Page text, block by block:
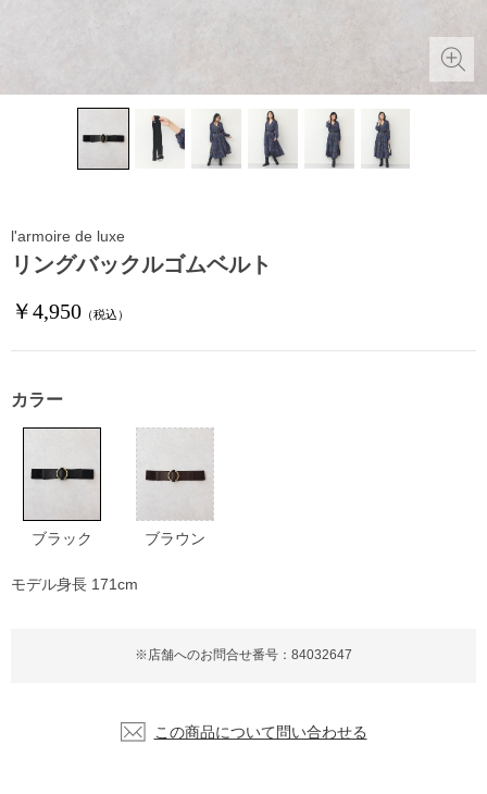
リングバックルゴムベルト
￥4,950 （税込）
※店舗へのお問合せ番号：84032647
l'armoire de luxe
カラー
ブラック ブラウン
この商品について問い合わせる
モデル身長 171cm